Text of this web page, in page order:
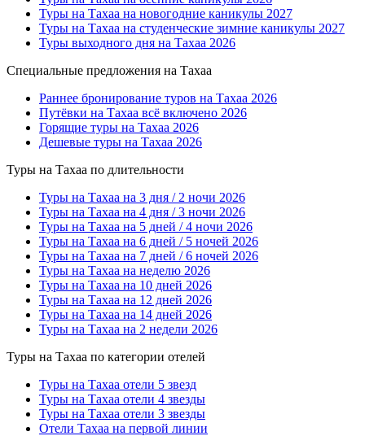
Туры на Тахаа на новогодние каникулы 2027
Туры на Тахаа на студенческие зимние каникулы 2027
Туры выходного дня на Тахаа 2026
Специальные предложения на Тахаа
Раннее бронирование туров на Тахаа 2026
Путёвки на Тахаа всё включено 2026
Горящие туры на Тахаа 2026
Дешевые туры на Тахаа 2026
Туры на Тахаа по длительности
Туры на Тахаа на 3 дня / 2 ночи 2026
Туры на Тахаа на 4 дня / 3 ночи 2026
Туры на Тахаа на 5 дней / 4 ночи 2026
Туры на Тахаа на 6 дней / 5 ночей 2026
Туры на Тахаа на 7 дней / 6 ночей 2026
Туры на Тахаа на неделю 2026
Туры на Тахаа на 10 дней 2026
Туры на Тахаа на 12 дней 2026
Туры на Тахаа на 14 дней 2026
Туры на Тахаа на 2 недели 2026
Туры на Тахаа по категории отелей
Туры на Тахаа отели 5 звезд
Туры на Тахаа отели 4 звезды
Туры на Тахаа отели 3 звезды
Отели Тахаа на первой линии